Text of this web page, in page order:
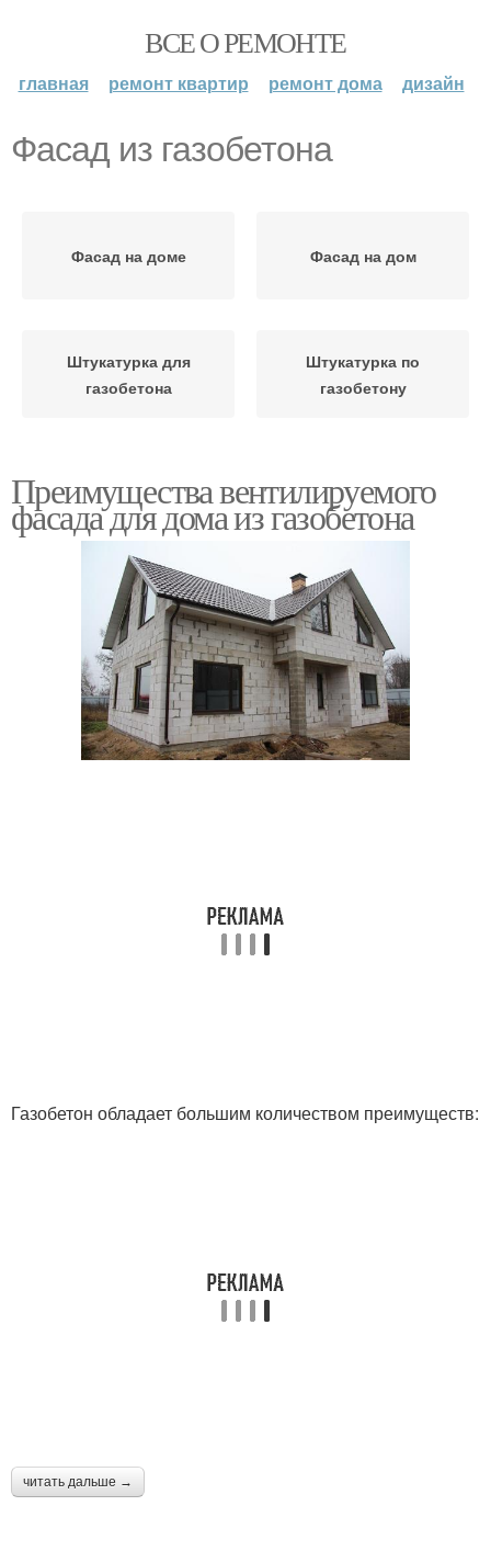
ВСЕ О РЕМОНТЕ
главная ремонт квартир ремонт дома дизайн
Фасад из газобетона
Фасад на доме Фасад на дом
Штукатурка для
газобетона
Штукатурка по
газобетону
Преимущества вентилируемого
фасада для дома из газобетона
Газобетон обладает большим количеством преимуществ:
читать дальше →